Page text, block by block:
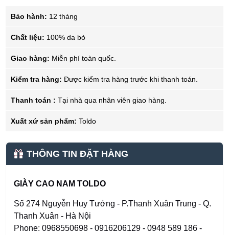
Bảo hành: 12 tháng
Chất liệu: 100% da bò
Giao hàng: Miễn phí toàn quốc.
Kiểm tra hàng: Được kiểm tra hàng trước khi thanh toán.
Thanh toán : Tại nhà qua nhân viên giao hàng.
Xuất xứ sản phẩm: Toldo
THÔNG TIN ĐẶT HÀNG
GIÀY CAO NAM TOLDO
Số 274 Nguyễn Huy Tưởng - P.Thanh Xuân Trung - Q.
Thanh Xuân - Hà Nội
Phone: 0968550698 - 0916206129 - 0948 589 186 -